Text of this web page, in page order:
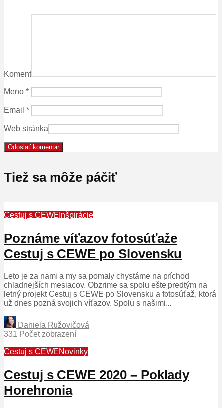
Koment
Meno *
Email *
Web stránka
Tiež sa môže páčiť
Cestuj s CEWE Inšpirácie
Poznáme víťazov fotosúťaže
Cestuj s CEWE po Slovensku
Leto je za nami a my sa pomaly chystáme na príchod
chladnejších mesiacov. Obzrime sa spolu ešte predtým na
letný projekt Cestuj s CEWE po Slovensku a fotosúťaž, ktorá
už dnes pozná svojich víťazov. Spolu s našimi...
Daniela Ružovičová
331 Počet zobrazení
Cestuj s CEWENovinky
Cestuj s CEWE 2020 – Poklady
Horehronia